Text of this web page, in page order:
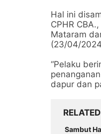
Hal ini
CPHR
Mataram
(23/04/
“Pelaku
dapur dan
‎Sambut